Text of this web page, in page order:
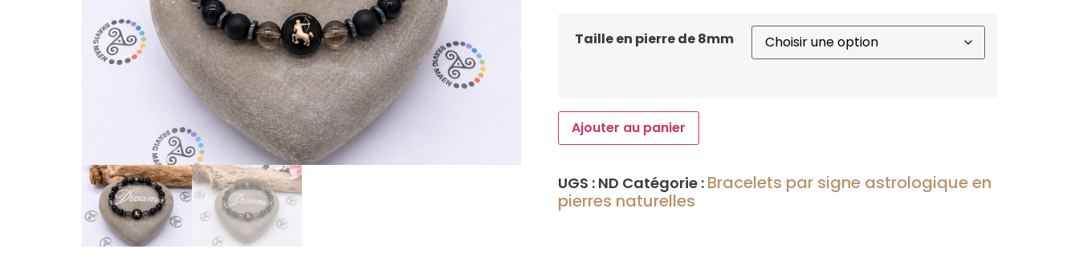
Taille en pierre de 8mm
Ajouter au panier
UGS : ND Catégorie : Bracelets par signe astrologique en
pierres naturelles